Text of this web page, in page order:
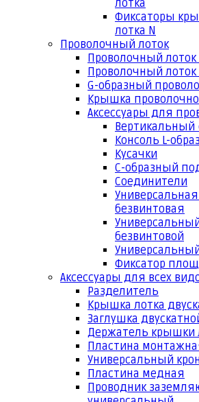
лотка
Фиксаторы
лотка N
Проволочный лоток
Проволочный лоток
Проволочный лоток
G-образный
Крышка
Аксессуары для
Вертикальный
Консоль L-
Кусачки
С-образный
Соединители
Универсальная
безвинтовая
безвинтовой
Фиксатор
Аксессуары для всех
Разделитель
Крышка лотка
Заглушка
Держатель крышки
Пластина
Универсальный
Пластина медная
Проводник